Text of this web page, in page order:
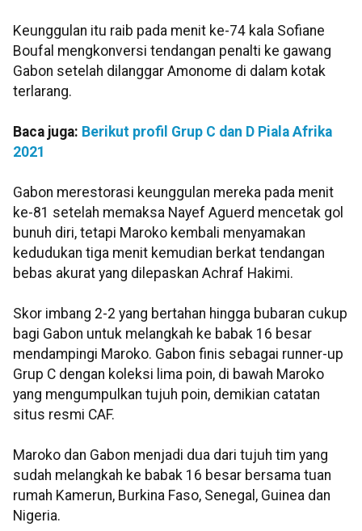
Keunggulan itu raib pada menit ke-74 kala Sofiane
Boufal mengkonversi tendangan penalti ke gawang
Gabon setelah dilanggar Amonome di dalam kotak
terlarang.
Baca juga: Berikut profil Grup C dan D Piala Afrika
2021
Gabon merestorasi keunggulan mereka pada menit
ke-81 setelah memaksa Nayef Aguerd mencetak gol
bunuh diri, tetapi Maroko kembali menyamakan
kedudukan tiga menit kemudian berkat tendangan
bebas akurat yang dilepaskan Achraf Hakimi.
Skor imbang 2-2 yang bertahan hingga bubaran cukup
bagi Gabon untuk melangkah ke babak 16 besar
mendampingi Maroko. Gabon finis sebagai runner-up
Grup C dengan koleksi lima poin, di bawah Maroko
yang mengumpulkan tujuh poin, demikian catatan
situs resmi CAF.
Maroko dan Gabon menjadi dua dari tujuh tim yang
sudah melangkah ke babak 16 besar bersama tuan
rumah Kamerun, Burkina Faso, Senegal, Guinea dan
Nigeria.